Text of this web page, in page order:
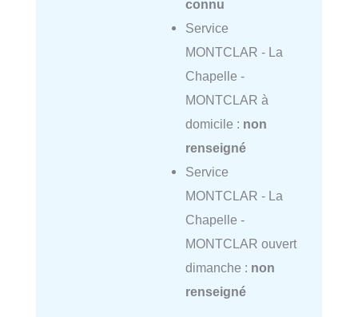
connu
Service
MONTCLAR - La
Chapelle -
MONTCLAR à
domicile : non
renseigné
Service
MONTCLAR - La
Chapelle -
MONTCLAR ouvert
dimanche : non
renseigné